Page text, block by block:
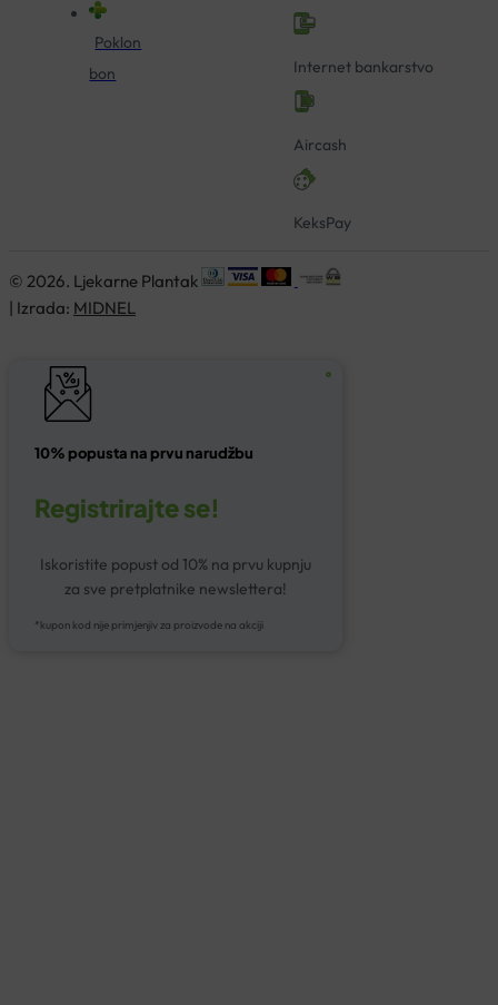
Poklon
bon
Internet bankarstvo
Aircash
KeksPay
© 2026. Ljekarne Plantak
| Izrada: MIDNEL
10% popusta na prvu narudžbu
Registrirajte se!
Iskoristite popust od 10% na prvu kupnju
za sve pretplatnike newslettera!
*kupon kod nije primjenjiv za proizvode na akciji